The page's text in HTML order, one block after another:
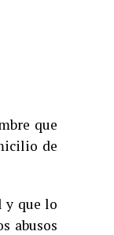
que
de
y que lo
abusos